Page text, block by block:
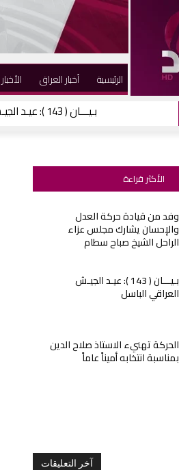
أخبار العراق الرئيسية
بـيـــان ( 143 ): عيـد الجيـش العراقي الباسل
الأكثر قراءة
وفد من قيادة حركة العدل
والإحسان يشارك مجلس عزاء
الراحل الشيخ صباح سطام
بـيـــان ( 143 ): عيـد الجيـش
العراقي الباسل
الحركة تهنيء الاستاذ صلاح الدين
بمناسبة انتخابه أميناً عاماً
آخر التعليقات